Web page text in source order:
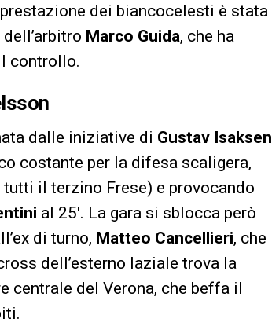
dei biancocelesti è stata
Marco Guida, che ha
controllo.
dalle iniziative di Gustav Isaksen
costante per la difesa scaligera,
il terzino Frese) e provocando
al 25′. La gara si sblocca però
di turno, Matteo Cancellieri, che
dell’esterno laziale trova la
centrale del Verona, che beffa il